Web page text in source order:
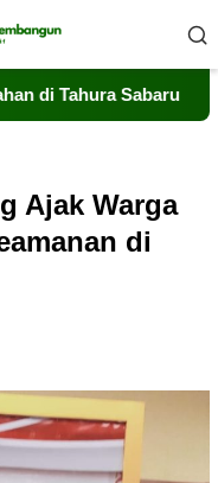
Sabaru Meski
Ajak Warga
di